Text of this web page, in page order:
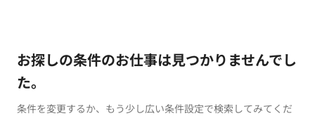
お探しの条件のお仕事は見つかりませんでし
た。
条件を変更するか、もう少し広い条件設定で検索してみてくだ